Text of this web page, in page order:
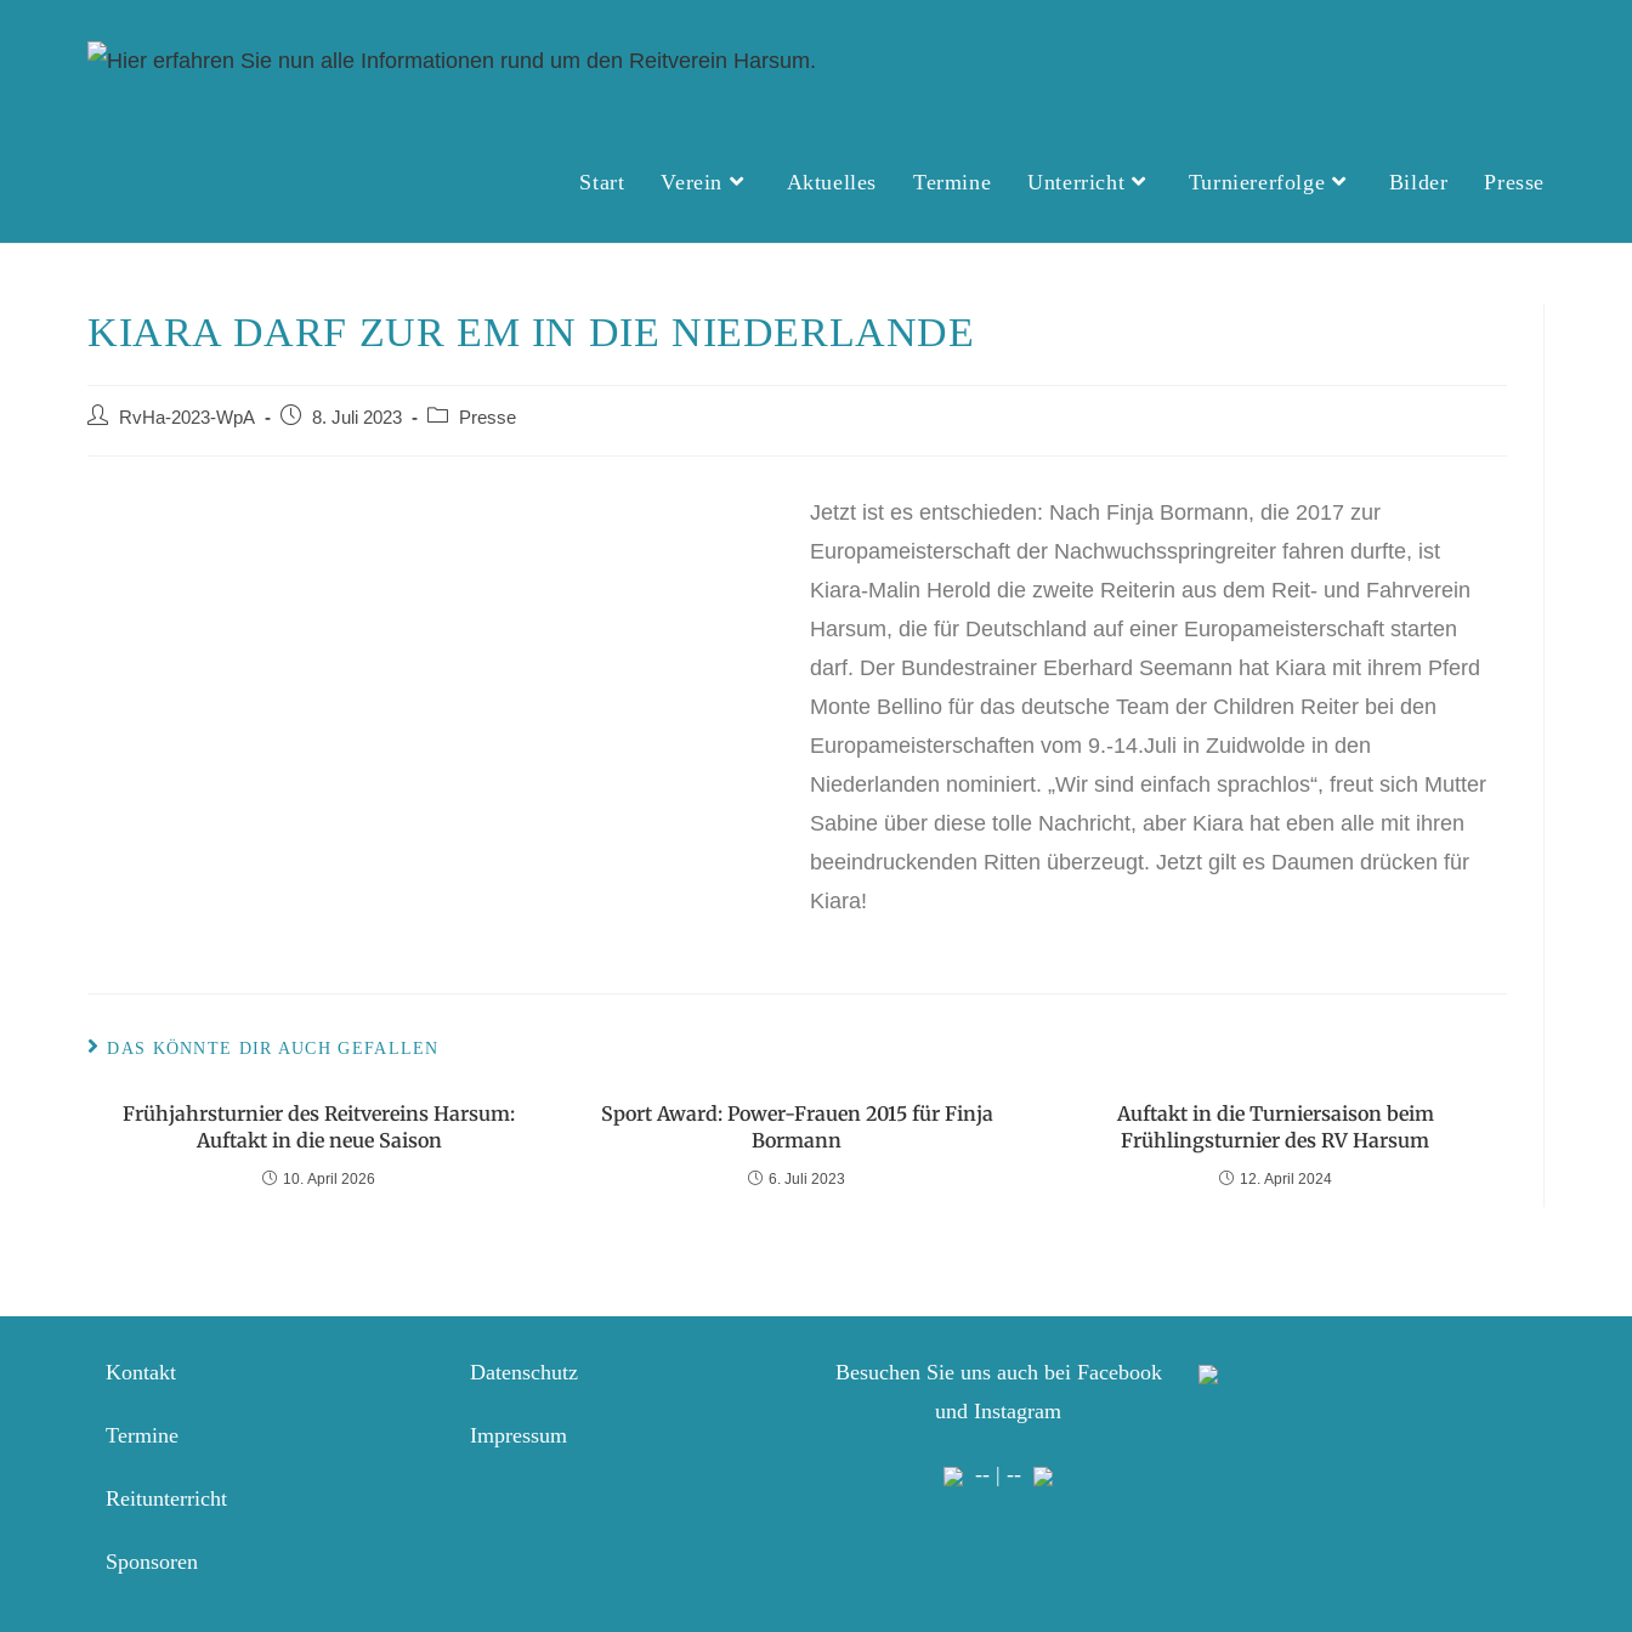
Start Verein Aktuelles Termine Unterricht Turniererfolge Bilder Presse
KIARA DARF ZUR EM IN DIE NIEDERLANDE
RvHa-2023-WpA 8. Juli 2023 Presse
Jetzt ist es entschieden: Nach Finja Bormann, die 2017 zur
Europameisterschaft der Nachwuchsspringreiter fahren durfte, ist
Kiara-Malin Herold die zweite Reiterin aus dem Reit- und Fahrverein
Harsum, die für Deutschland auf einer Europameisterschaft starten
darf. Der Bundestrainer Eberhard Seemann hat Kiara mit ihrem Pferd
Monte Bellino für das deutsche Team der Children Reiter bei den
Europameisterschaften vom 9.-14.Juli in Zuidwolde in den
Niederlanden nominiert. „Wir sind einfach sprachlos“, freut sich Mutter
Sabine über diese tolle Nachricht, aber Kiara hat eben alle mit ihren
beeindruckenden Ritten überzeugt. Jetzt gilt es Daumen drücken für
Kiara!
DAS KÖNNTE DIR AUCH GEFALLEN
Frühjahrsturnier des Reitvereins Harsum:
Auftakt in die neue Saison
10. April 2026
Sport Award: Power-Frauen 2015 für Finja
Bormann
6. Juli 2023
Auftakt in die Turniersaison beim
Frühlingsturnier des RV Harsum
12. April 2024
Kontakt
Termine
Reitunterricht
Sponsoren
Datenschutz
Impressum
Besuchen Sie uns auch bei Facebook
und Instagram
-- | --